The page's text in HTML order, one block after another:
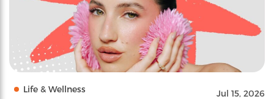
Life & Wellness Jul 15, 2026